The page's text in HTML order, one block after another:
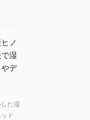
ノ
湿
デ
た湿
ッド